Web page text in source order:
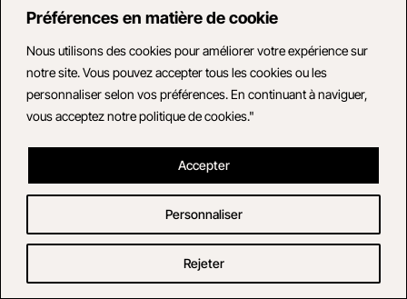
Préférences en matière de cookie
Nous utilisons des cookies pour améliorer votre expérience sur
notre site. Vous pouvez accepter tous les cookies ou les
personnaliser selon vos préférences. En continuant à naviguer,
vous acceptez notre politique de cookies."
Personnaliser
Rejeter
Accepter